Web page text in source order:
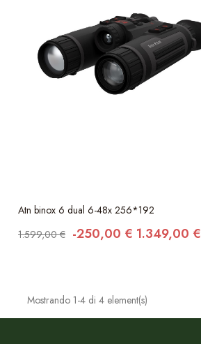
Atn binox 6 dual 6-48x 256*192
1.599,00 € -250,00 € 1.349,00 €
Mostrando 1-4 di 4 element(s)